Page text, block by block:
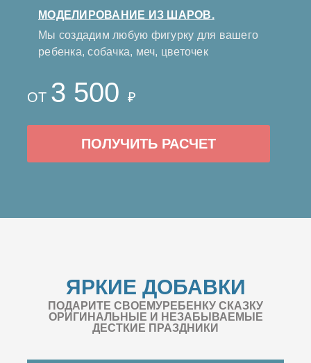
МОДЕЛИРОВАНИЕ ИЗ ШАРОВ.
Мы создадим любую фигурку для вашего
ребенка, собачка, меч, цветочек
ОТ 3 500 ₽
ПОЛУЧИТЬ РАСЧЕТ
ЯРКИЕ ДОБАВКИ
ПОДАРИТЕ СВОЕМУРЕБЕНКУ СКАЗКУ
ОРИГИНАЛЬНЫЕ И НЕЗАБЫВАЕМЫЕ
ДЕСТКИЕ ПРАЗДНИКИ